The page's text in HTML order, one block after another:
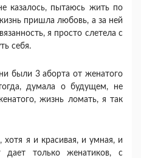
казалось, пытаюсь жить по
пришла любовь, а за ней
я просто слетела с
себя.
были 3 аборта от женатого
думала о будущем, не
жизнь ломать, я так
я и красивая, и умная, и
дает только женатиков, с